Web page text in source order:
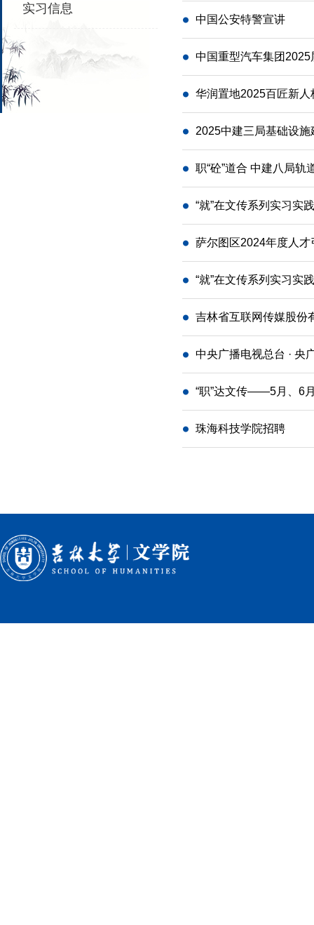
实习信息
中国公安特警宣讲
中国重型汽车集团2025
华润置地2025百匠新人
2025中建三局基础设
职“砼”道合 中建八局
“就”在文传系列实习
萨尔图区2024年度人才
“就”在文传系列实习
吉林省互联网传媒股份
中央广播电视总台 · 央
“职”达文传——5月、6
珠海科技学院招聘